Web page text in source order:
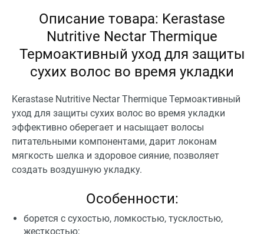
Описание товара: Kerastase
Nutritive Nectar Thermique
Термоактивный уход для защиты
сухих волос во время укладки
Kerastase Nutritive Nectar Thermique Термоактивный
уход для защиты сухих волос во время укладки
эффективно оберегает и насыщает волосы
питательными компонентами, дарит локонам
мягкость шелка и здоровое сияние, позволяет
создать воздушную укладку.
Особенности:
борется с сухостью, ломкостью, тусклостью,
жесткостью;